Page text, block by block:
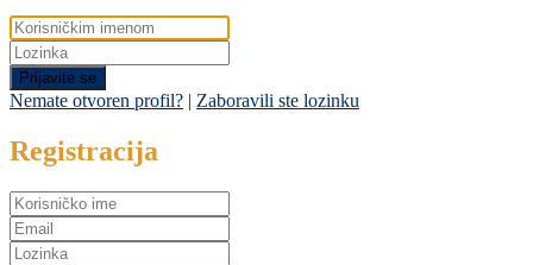
Prijavite se
Nemate otvoren profil? | Zaboravili ste lozinku
Registracija